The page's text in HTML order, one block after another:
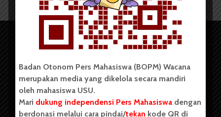
Badan Otonom Pers Mahasiswa (BOPM) Wacana
merupakan media yang dikelola secara mandiri
oleh mahasiswa USU.
Mari dukung independensi Pers Mahasiswa dengan
berdonasi melalui cara pindai/tekan kode QR di